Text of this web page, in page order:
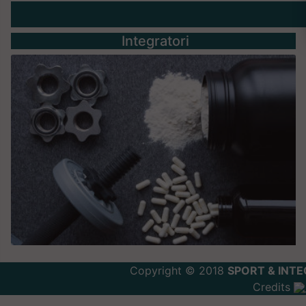
Integratori
Copyright © 2018 SPORT &
Credits